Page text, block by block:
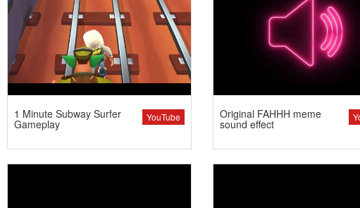
YouTube
1 Minute Subway Surfer
Gameplay
Original FAHHH meme
sound effect